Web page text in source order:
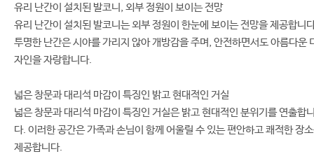
유리 난간이 설치된 발코니, 외부 정원이 보이는 전망
유리 난간이 설치된 발코니는 외부 정원이 한눈에 보이는 전망을 제공합니
투명한 난간은 시야를 가리지 않아 개방감을 주며, 안전하면서도 아름다운
자인을 자랑합니다.
넓은 창문과 대리석 마감이 특징인 밝고 현대적인 거실
넓은 창문과 대리석 마감이 특징인 거실은 밝고 현대적인 분위기를 연출합
다. 이러한 공간은 가족과 손님이 함께 어울릴 수 있는 편안하고 쾌적한 장
제공합니다.